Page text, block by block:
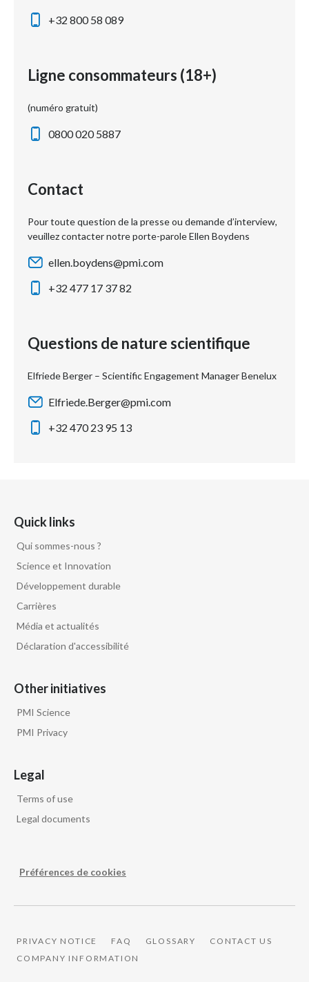
+32 800 58 089
Ligne consommateurs (18+)
(numéro gratuit)
0800 020 5887
Contact
Pour toute question de la presse ou demande d’interview,
veuillez contacter notre porte-parole Ellen Boydens
ellen.boydens@pmi.com
+32 477 17 37 82
Questions de nature scientifique
Elfriede Berger – Scientific Engagement Manager Benelux
Elfriede.Berger@pmi.com
+32 470 23 95 13
Quick links
Qui sommes-nous ?
Science et Innovation
Développement durable
Carrières
Média et actualités
Déclaration d'accessibilité
Other initiatives
PMI Science
PMI Privacy
Legal
Terms of use
Legal documents
Préférences de cookies
PRIVACY NOTICE FAQ GLOSSARY
CONTACT US
COMPANY INFORMATION